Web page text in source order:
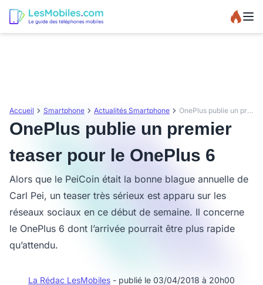
Accueil Smartphone Actualités Smartphone OnePlus publie un premier teaser pour le OnePlus 6
OnePlus publie un premier
teaser pour le OnePlus 6
Alors que le PeiCoin était la bonne blague annuelle de
Carl Pei, un teaser très sérieux est apparu sur les
réseaux sociaux en ce début de semaine. Il concerne
le OnePlus 6 dont l’arrivée pourrait être plus rapide
qu’attendu.
La Rédac LesMobiles - publié le 03/04/2018 à 20h00